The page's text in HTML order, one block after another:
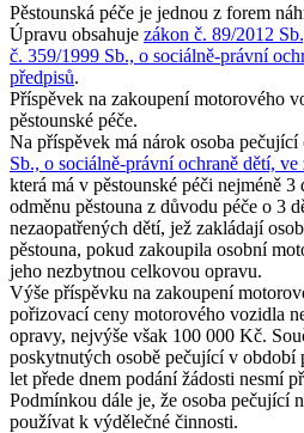
Pěstounská péče je jednou z forem
Úpravu obsahuje zákon č. 89/2012
č. 359/1999 Sb., o sociálně-právní
předpisů.
Příspěvek na zakoupení motorového
pěstounské péče.
Na příspěvek má nárok osoba pečující
Sb., o sociálně-právní ochraně dětí,
která má v pěstounské péči nejméně 3
odměnu pěstouna z důvodu péče o 3
nezaopatřených dětí, jež zakládají
pěstouna, pokud zakoupila osobní
jeho nezbytnou celkovou opravu.
Výše příspěvku na zakoupení
pořizovací ceny motorového vozidla
opravy, nejvýše však 100 000 Kč.
poskytnutých osobě pečující v období
let přede dnem podání žádosti nesmí
Podmínkou dále je, že osoba pečující
používat k výdělečné činnosti.